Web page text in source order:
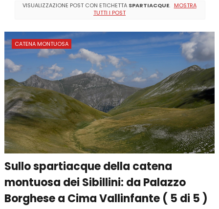
VISUALIZZAZIONE POST CON ETICHETTA SPARTIACQUE. MOSTRA
TUTTI I POST
CATENA MONTUOSA
Sullo spartiacque della catena
montuosa dei Sibillini: da Palazzo
Borghese a Cima Vallinfante ( 5 di 5 )